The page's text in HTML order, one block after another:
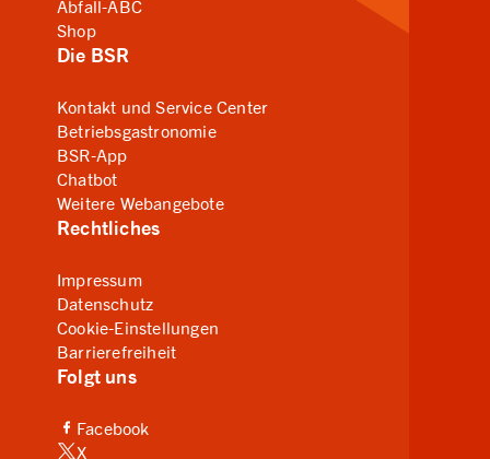
Abfall-ABC
Shop
Die BSR
Kontakt und Service Center
Betriebsgastronomie
BSR-App
Chatbot
Weitere Webangebote
Rechtliches
Impressum
Datenschutz
Cookie-Einstellungen
Barrierefreiheit
Folgt uns
Facebook
(Link zu externer Website, öffnet in neuem Tab)
X
(Link zu externer Website, öffnet in neuem Tab)